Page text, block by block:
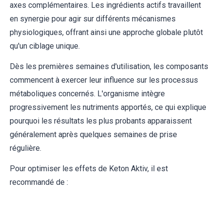
axes complémentaires. Les ingrédients actifs travaillent
en synergie pour agir sur différents mécanismes
physiologiques, offrant ainsi une approche globale plutôt
qu'un ciblage unique.
Dès les premières semaines d'utilisation, les composants
commencent à exercer leur influence sur les processus
métaboliques concernés. L'organisme intègre
progressivement les nutriments apportés, ce qui explique
pourquoi les résultats les plus probants apparaissent
généralement après quelques semaines de prise
régulière.
Pour optimiser les effets de Keton Aktiv, il est
recommandé de :